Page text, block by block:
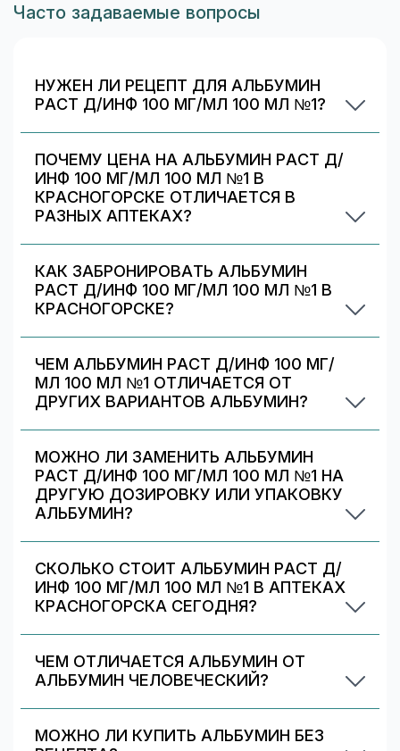
Часто задаваемые вопросы
НУЖЕН ЛИ РЕЦЕПТ ДЛЯ АЛЬБУМИН
РАСТ Д/ИНФ 100 МГ/МЛ 100 МЛ №1?
Уточняйте правила у выбранной аптеки.
ПОЧЕМУ ЦЕНА НА АЛЬБУМИН РАСТ Д/
ИНФ 100 МГ/МЛ 100 МЛ №1 В
КРАСНОГОРСКЕ ОТЛИЧАЕТСЯ В
РАЗНЫХ АПТЕКАХ?
разных аптек в Красногорске — выбирайте
самое выгодное и удобное по адресу/времени
КАК ЗАБРОНИРОВАТЬ АЛЬБУМИН
РАСТ Д/ИНФ 100 МГ/МЛ 100 МЛ №1 В
КРАСНОГОРСКЕ?
(если доступно). После оформления получите
номер заказа и выкупите препарат в аптеке.
ЧЕМ АЛЬБУМИН РАСТ Д/ИНФ 100 МГ/
МЛ 100 МЛ №1 ОТЛИЧАЕТСЯ ОТ
ДРУГИХ ВАРИАНТОВ АЛЬБУМИН?
блоке «Формы выпуска» можно сравнить цены
и наличие по другим вариантам.
МОЖНО ЛИ ЗАМЕНИТЬ АЛЬБУМИН
РАСТ Д/ИНФ 100 МГ/МЛ 100 МЛ №1 НА
ДРУГУЮ ДОЗИРОВКУ ИЛИ УПАКОВКУ
АЛЬБУМИН?
альтернативных дозировок/упаковок —
сравните наличие и цену. Подбор дозировки
должен выполняться врачом.
СКОЛЬКО СТОИТ АЛЬБУМИН РАСТ Д/
ИНФ 100 МГ/МЛ 100 МЛ №1 В АПТЕКАХ
КРАСНОГОРСКА СЕГОДНЯ?
в аптеках Красногорска — 2486 ₽,
максимальная — 4768 ₽. Стоимость
устанавливает каждая аптека, поэтому в
разных сетях и районах она различается.
ЧЕМ ОТЛИЧАЕТСЯ АЛЬБУМИН ОТ
АЛЬБУМИН ЧЕЛОВЕЧЕСКИЙ?
действующим веществом, формой выпуска,
МОЖНО ЛИ КУПИТЬ АЛЬБУМИН БЕЗ